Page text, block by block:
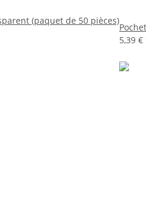
(paquet de 50 pièces)
5,39 €